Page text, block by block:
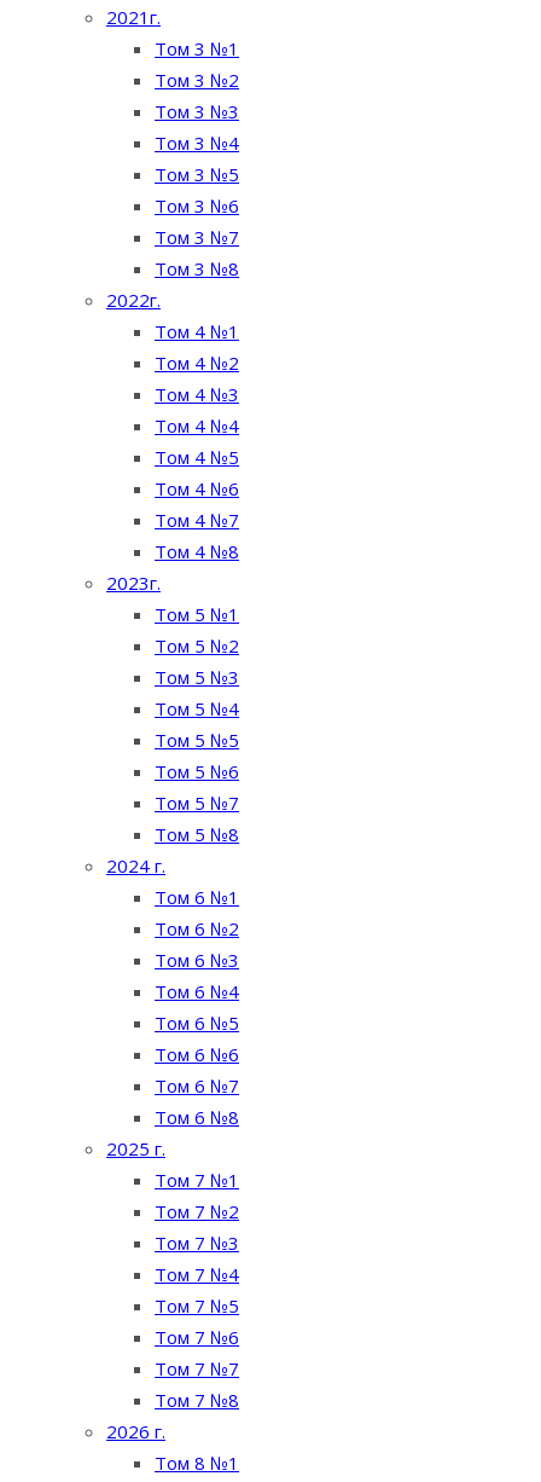
2021г.
Том 3 №1
Том 3 №2
Том 3 №3
Том 3 №4
Том 3 №5
Том 3 №6
Том 3 №7
Том 3 №8
2022г.
Том 4 №1
Том 4 №2
Том 4 №3
Том 4 №4
Том 4 №5
Том 4 №6
Том 4 №7
Том 4 №8
2023г.
Том 5 №1
Том 5 №2
Том 5 №3
Том 5 №4
Том 5 №5
Том 5 №6
Том 5 №7
Том 5 №8
2024 г.
Том 6 №1
Том 6 №2
Том 6 №3
Том 6 №4
Том 6 №5
Том 6 №6
Том 6 №7
Том 6 №8
2025 г.
Том 7 №1
Том 7 №2
Том 7 №3
Том 7 №4
Том 7 №5
Том 7 №6
Том 7 №7
Том 7 №8
2026 г.
Том 8 №1